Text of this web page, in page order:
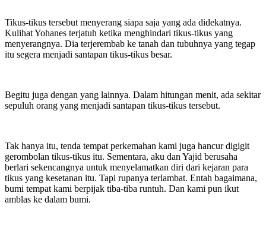
Tikus-tikus tersebut menyerang siapa saja yang ada didekatnya.
Kulihat Yohanes terjatuh ketika menghindari tikus-tikus yang
menyerangnya. Dia terjerembab ke tanah dan tubuhnya yang tegap
itu segera menjadi santapan tikus-tikus besar.
Begitu juga dengan yang lainnya. Dalam hitungan menit, ada sekitar
sepuluh orang yang menjadi santapan tikus-tikus tersebut.
Tak hanya itu, tenda tempat perkemahan kami juga hancur digigit
gerombolan tikus-tikus itu. Sementara, aku dan Yajid berusaha
berlari sekencangnya untuk menyelamatkan diri dari kejaran para
tikus yang kesetanan itu. Tapi rupanya terlambat. Entah bagaimana,
bumi tempat kami berpijak tiba-tiba runtuh. Dan kami pun ikut
amblas ke dalam bumi.